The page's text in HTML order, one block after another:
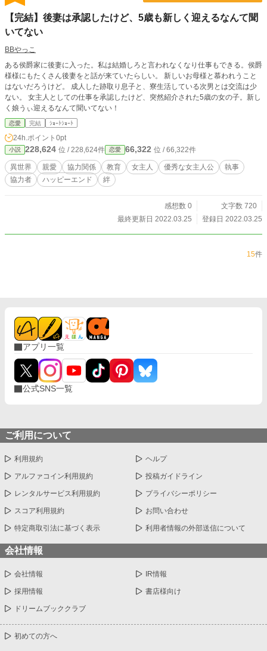
【完結】後妻は承認したけど、5歳も新しく迎えるなんて聞
いてない
BBやっこ
ある侯爵家に後妻に入った。私は結婚しろと言われなくなり仕事もできる。侯爵
様様にもたくさん後妻をと話が来ていたらしい。 新しいお母様と慕われうこと
はないだろうけど。 成人した跡取り息子と、寮生活している次男とは交流は少
ない。 女主人としての仕事を承認したけど、突然紹介された5歳の女の子。新し
く娘うぃ迎えるなんて聞いてない！
恋愛 完結 ｼｮｰﾄｼｮｰﾄ
24h.ポイント 0pt
小説 228,624 位 / 228,624件 恋愛 66,322 位 / 66,322件
異世界 親愛 協力関係 教育 女主人 優秀な女主人公
執事
協力者
ハッピーエンド 絆
感想数 0
文字数 720
最終更新日 2022.03.25
登録日 2022.03.25
15件
アプリ一覧
公式SNS一覧
ご利用について
利用規約 ヘルプ
アルファコイン利用規約 投稿ガイドライン
レンタルサービス利用規約 プライバシーポリシー
スコア利用規約 お問い合わせ
特定商取引法に基づく表示 利用者情報の外部送信について
会社情報
会社情報 IR情報
採用情報 書店様向け
ドリームブッククラブ
初めての方へ